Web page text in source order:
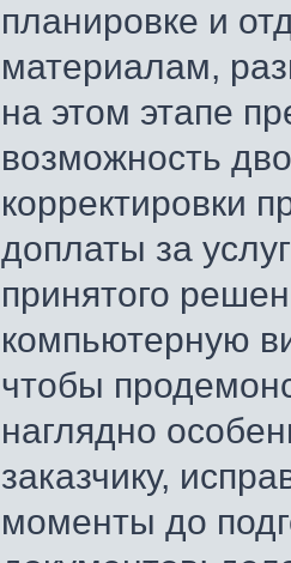
планировке и
материалам,
на этом этапе
возможность
корректировки
доплаты за
принятого
компьютерную
чтобы
наглядно
заказчику,
моменты до